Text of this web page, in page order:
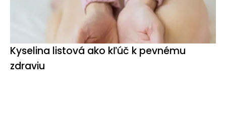
Kyselina listová ako kľúč k pevnému
zdraviu